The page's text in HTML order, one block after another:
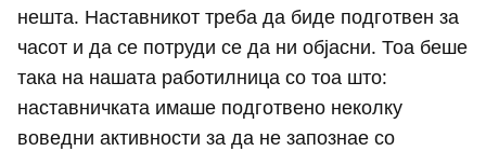
нешта. Наставникот треба да биде подготвен за
часот и да се потруди се да ни објасни. Тоа беше
така на нашата работилница со тоа што:
наставничката имаше подготвено неколку
воведни активности за да не запознае со